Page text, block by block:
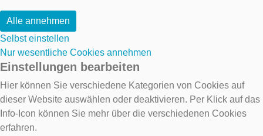
Alle annehmen
Selbst einstellen
Nur wesentliche Cookies annehmen
Einstellungen bearbeiten
Hier können Sie verschiedene Kategorien von Cookies auf
dieser Website auswählen oder deaktivieren. Per Klick auf das
Info-Icon können Sie mehr über die verschiedenen Cookies
erfahren.